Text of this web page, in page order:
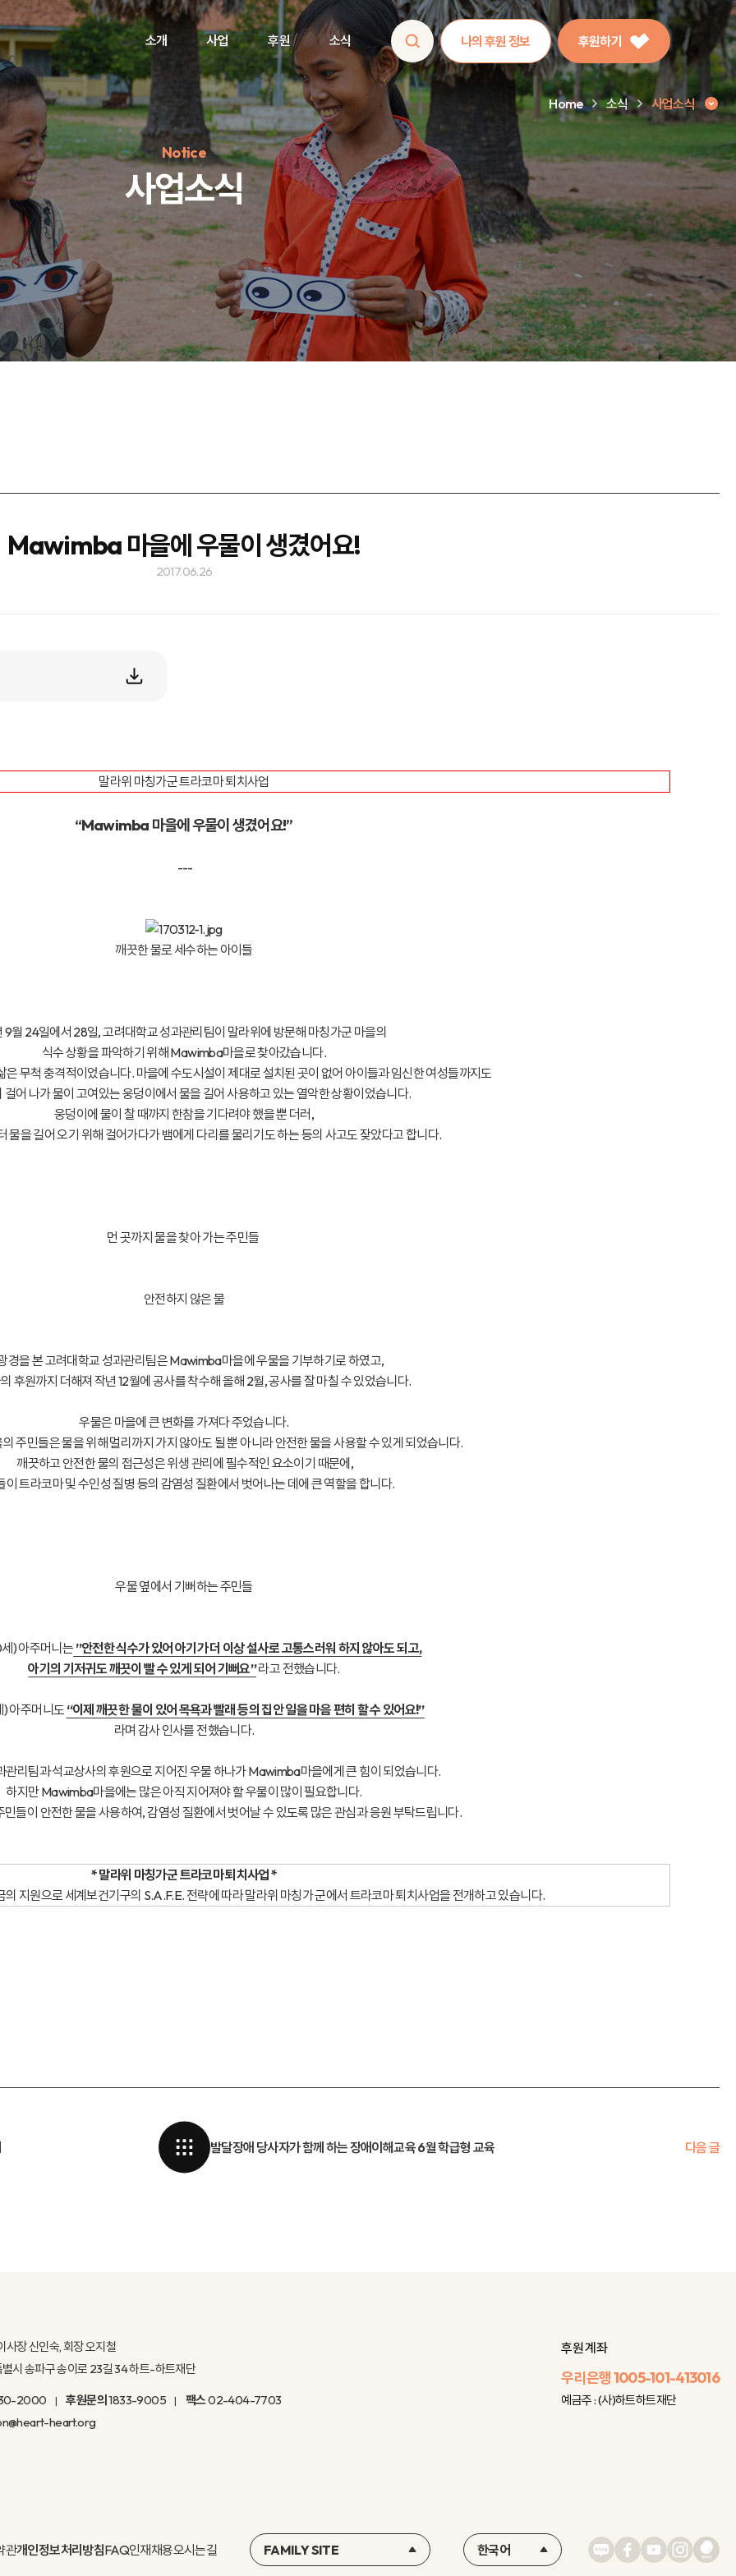
소개 사업 후원 소식 나의 후원 정보 후원하기
후원 #하트플레이스#캠페인#팬덤후원
Home 소식 사업소식
Notice
사업소식
Mawimba 마을에 우물이 생겼어요!
2017.06.26
말라위 마칭가군 트라코마 퇴치사업
“Mawimba 마을에 우물이 생겼어요!”
---
깨끗한 물로 세수하는 아이들
9월 24일에서 28일, 고려대학교 성과관리팀이 말라위에 방문해 마칭가군 마을의
식수 상황을 파악하기 위해 Mawimba마을로 찾아갔습니다.
은 무척 충격적이었습니다. 마을에 수도시설이 제대로 설치된 곳이 없어 아이들과 임신한 여성들까지도
걸어 나가 물이 고여있는 웅덩이에서 물을 길어 사용하고 있는 열악한 상황이었습니다.
웅덩이에 물이 찰 때까지 한참을 기다려야 했을 뿐 더러,
물을 길어 오기 위해 걸어가다가 뱀에게 다리를 물리기도 하는 등의 사고도 잦았다고 합니다.
먼 곳까지 물을 찾아 가는 주민들
안전하지 않은 물
경을 본 고려대학교 성과관리팀은 Mawimba마을에 우물을 기부하기로 하였고,
후원까지 더해져 작년 12월에 공사를 착수해 올해 2월, 공사를 잘 마칠 수 있었습니다.
우물은 마을에 큰 변화를 가져다 주었습니다.
주민들은 물을 위해 멀리까지 가지 않아도 될 뿐 아니라 안전한 물을 사용할 수 있게 되었습니다.
깨끗하고 안전한 물의 접근성은 위생 관리에 필수적인 요소이기 때문에,
이 트라코마 및 수인성 질병 등의 감염성 질환에서 벗어나는 데에 큰 역할을 합니다.
우물 옆에서 기뻐하는 주민들
) 아주머니는”안전한 식수가 있어 아기가 더 이상 설사로 고통스러워 하지 않아도 되고,
아기의 기저귀도 깨끗이 빨 수 있게 되어 기뻐요”라고 전했습니다.
아주머니도 “이제 깨끗한 물이 있어 목욕과 빨래 등의 집안 일을 마음 편히 할 수 있어요!”
라며 감사 인사를 전했습니다.
관리팀과 석교상사의 후원으로 지어진 우물 하나가 Mawimba마을에게 큰 힘이 되었습니다.
하지만 Mawimba마을에는 많은 아직 지어져야 할 우물이 많이 필요합니다.
들이 안전한 물을 사용하여, 감염성 질환에서 벗어날 수 있도록 많은 관심과 응원 부탁드립니다.
*말라위 마칭가군 트라코마 퇴치사업 *
지원으로 세계보건기구의 S.A.F.E. 전략에 따라 말라위 마칭가 군에서 트라코마 퇴치사업을 전개하고 있습니다.
발달장애 당사자가 함께 하는 장애이해교육 6월 학급형 교육 다음 글
장 신인숙, 회장 오지철
시 송파구 송이로 23길 34 하트-하트재단
2000 후원문의1833-9005 팩스02-404-7703
heart.org
후원 계좌
우리은행1005-101-413016
예금주 : (사)하트하트재단
관개인정보처리방침FAQ인재채용오시는길 FAMILY SITE 한국어